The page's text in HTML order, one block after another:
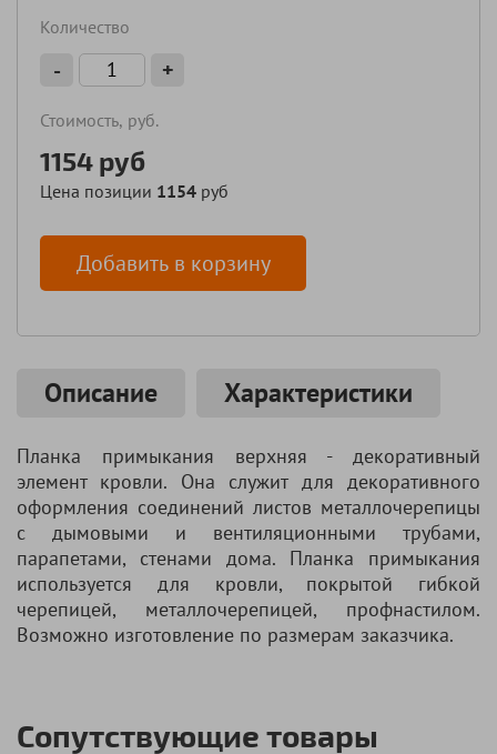
Количество
- +
Стоимость, руб.
1154 руб
Цена позиции 1154 руб
Добавить в корзину
Описание Характеристики
Планка примыкания верхняя - декоративный
элемент кровли. Она служит для декоративного
оформления соединений листов металлочерепицы
с дымовыми и вентиляционными трубами,
парапетами, стенами дома. Планка примыкания
используется для кровли, покрытой гибкой
черепицей, металлочерепицей, профнастилом.
Возможно изготовление по размерам заказчика.
Сопутствующие товары